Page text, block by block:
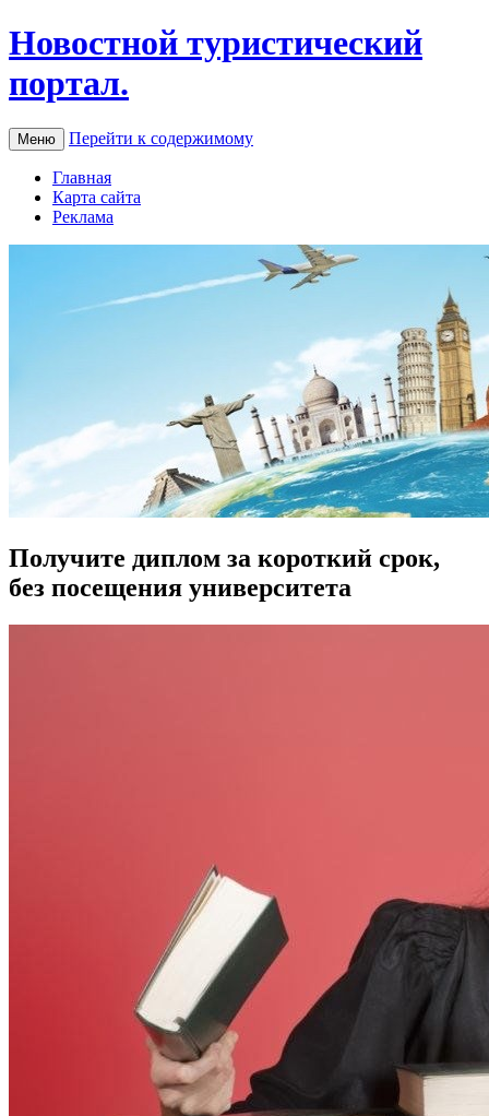
Новостной туристический
портал.
Меню Перейти к содержимому
Главная
Карта сайта
Реклама
Получите диплом за короткий срок,
без посещения университета